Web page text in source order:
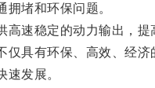
堵和环保问题。
速稳定的动力输出，提
有环保、高效、经济
发展。